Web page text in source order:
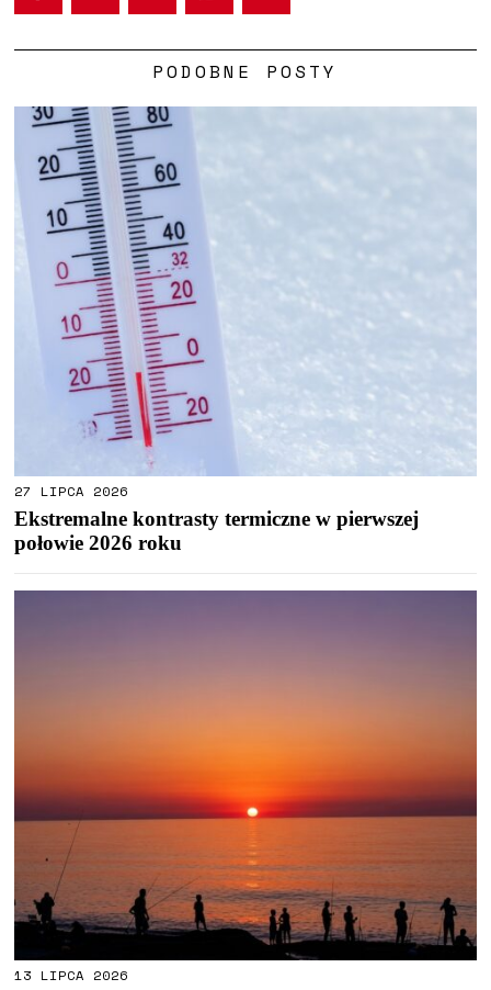
PODOBNE POSTY
27 LIPCA 2026
Ekstremalne kontrasty termiczne w pierwszej
połowie 2026 roku
13 LIPCA 2026